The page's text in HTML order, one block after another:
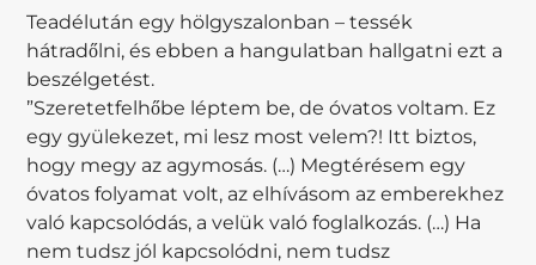
Teadélután egy hölgyszalonban – tessék
hátradőlni, és ebben a hangulatban hallgatni ezt a
beszélgetést.
”Szeretetfelhőbe léptem be, de óvatos voltam. Ez
egy gyülekezet, mi lesz most velem?! Itt biztos,
hogy megy az agymosás. (…) Megtérésem egy
óvatos folyamat volt, az elhívásom az emberekhez
való kapcsolódás, a velük való foglalkozás. (…) Ha
nem tudsz jól kapcsolódni, nem tudsz